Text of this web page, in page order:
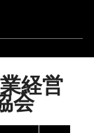
経営
会